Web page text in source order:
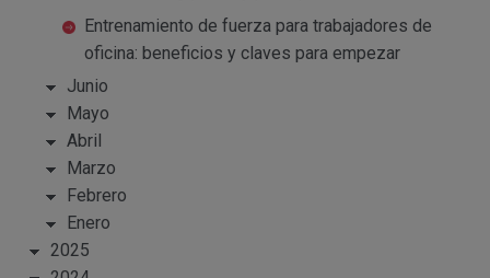
Entrenamiento de fuerza para trabajadores de
oficina: beneficios y claves para empezar
Junio
Mayo
Abril
Marzo
Febrero
Enero
2025